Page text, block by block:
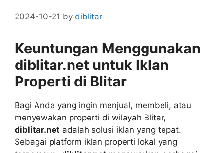
2024-10-21 by diblitar
Keuntungan Menggunakan
diblitar.net untuk Iklan
Properti di Blitar
Bagi Anda yang ingin menjual, membeli, atau
menyewakan properti di wilayah Blitar,
diblitar.net adalah solusi iklan yang tepat.
Sebagai platform iklan properti lokal yang